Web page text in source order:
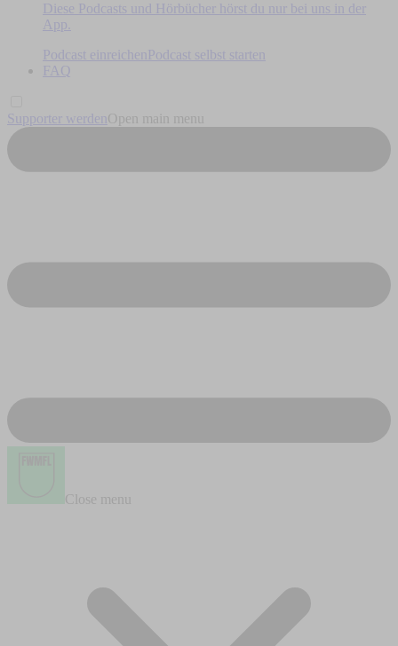
Diese Podcasts und Hörbücher hörst du nur bei uns in der
App.
Podcast einreichen
Podcast selbst starten
FAQ
Supporter werden Open main menu
Close menu